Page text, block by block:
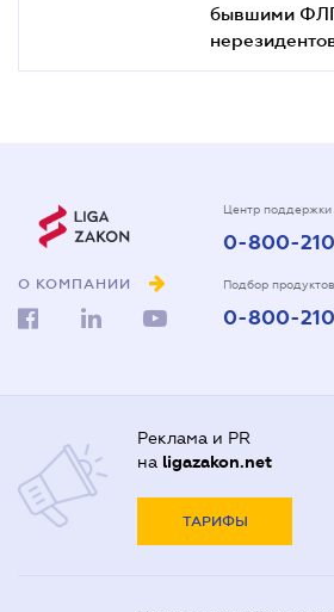
бывшими
О КОМПАНИИ
Центр поддержки
0-800-
Подбор
0-800-
Реклама и PR
на ligazakon.net
ТАРИФЫ